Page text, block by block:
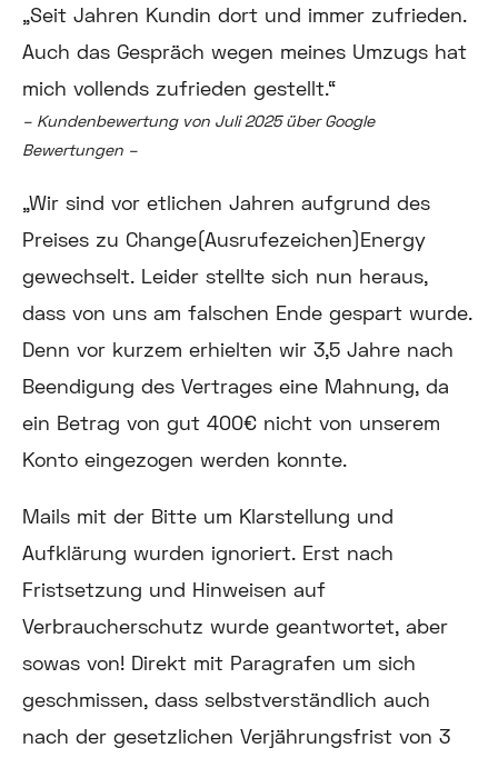
„Seit Jahren Kundin dort und immer zufrieden.
Auch das Gespräch wegen meines Umzugs hat
mich vollends zufrieden gestellt.“
– Kundenbewertung von Juli 2025 über Google
Bewertungen –
„Wir sind vor etlichen Jahren aufgrund des
Preises zu Change(Ausrufezeichen)Energy
gewechselt. Leider stellte sich nun heraus,
dass von uns am falschen Ende gespart wurde.
Denn vor kurzem erhielten wir 3,5 Jahre nach
Beendigung des Vertrages eine Mahnung, da
ein Betrag von gut 400€ nicht von unserem
Konto eingezogen werden konnte.
Mails mit der Bitte um Klarstellung und
Aufklärung wurden ignoriert. Erst nach
Fristsetzung und Hinweisen auf
Verbraucherschutz wurde geantwortet, aber
sowas von! Direkt mit Paragrafen um sich
geschmissen, dass selbstverständlich auch
nach der gesetzlichen Verjährungsfrist von 3